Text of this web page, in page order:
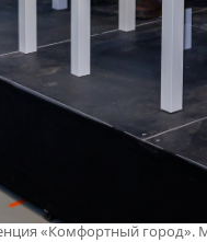
«Комфортный город».